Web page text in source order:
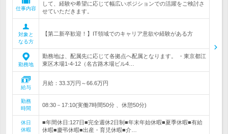
仕事内容
して、経験や希望に応じて幅広いポジションでの活躍をご検討さ
せていただきます。
対象と
なる方
【第二新卒歓迎！】IT領域でのキャリア意欲や経験がある方
勤務地
勤務地は、配属先に応じて各拠点へ配属となります。 ・東京都江
東区木場1-4-12（名古路木場ビル4…
給与
月給：33.3万円～66.6万円
勤務
時間
08:30－17:10(実働7時間50分 、休憩50分)
休日
休暇
■年間休日:127日■完全週休2日制■年末年始休暇■夏季休暇■有給
休暇■慶弔休暇■出産・育児休暇■介…